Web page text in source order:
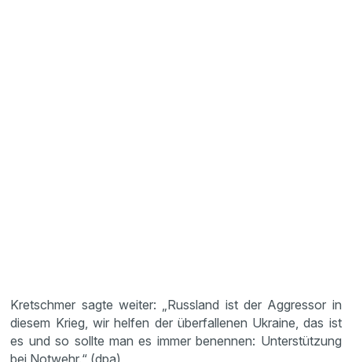
Kretschmer sagte weiter: „Russland ist der Aggressor in
diesem Krieg, wir helfen der überfallenen Ukraine, das ist
es und so sollte man es immer benennen: Unterstützung
bei Notwehr.“ (dpa)